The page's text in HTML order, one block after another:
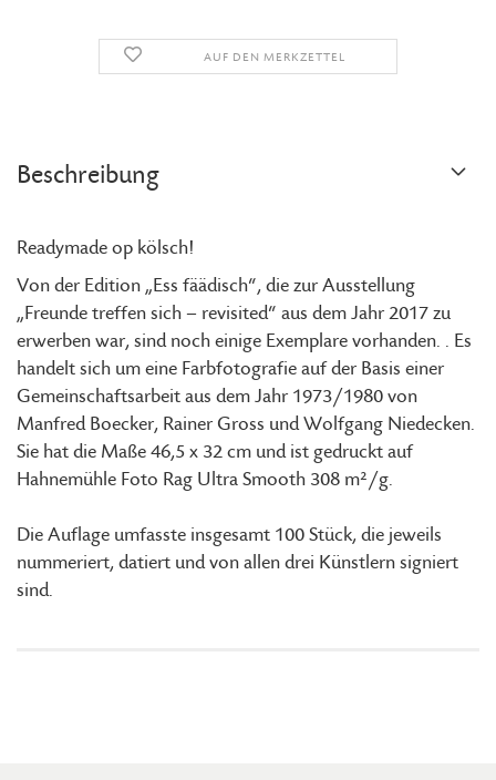
AUF DEN MERKZETTEL
Beschreibung
Readymade op kölsch!
Von der Edition „Ess fäädisch“, die zur Ausstellung
„Freunde treffen sich – revisited“ aus dem Jahr 2017 zu
erwerben war, sind noch einige Exemplare vorhanden. . Es
handelt sich um eine Farbfotografie auf der Basis einer
Gemeinschaftsarbeit aus dem Jahr 1973/1980 von
Manfred Boecker, Rainer Gross und Wolfgang Niedecken.
Sie hat die Maße 46,5 x 32 cm und ist gedruckt auf
Hahnemühle Foto Rag Ultra Smooth 308 m²/g.
Die Auflage umfasste insgesamt 100 Stück, die jeweils
nummeriert, datiert und von allen drei Künstlern signiert
sind.